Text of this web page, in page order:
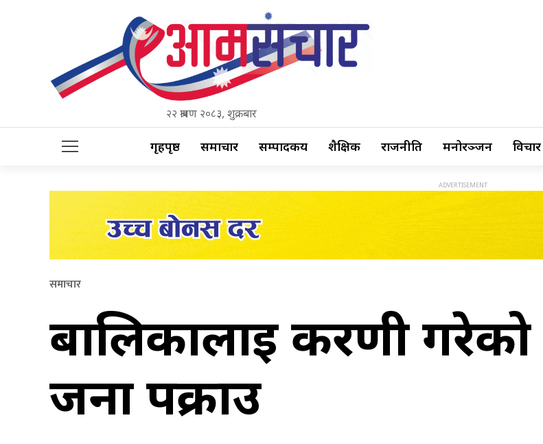
२२ श्रावण २०८३, शुक्रबार
गृहपृष्ठ समाचार सम्पादकीय शैक्षिक राजनीति मनोरञ्जन विचार
समाचार
बालिकालाई करणी
जना पक्राउ